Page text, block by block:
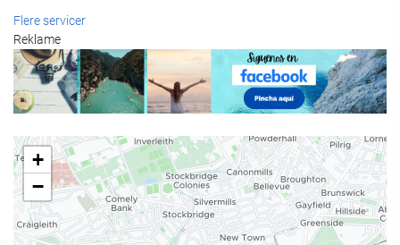
Wellness
Spa
Tyrkisk bad
Sauna
Mad og drikke
À la carte-restaurant
Bar
Flere servicer
Reklame
+
−